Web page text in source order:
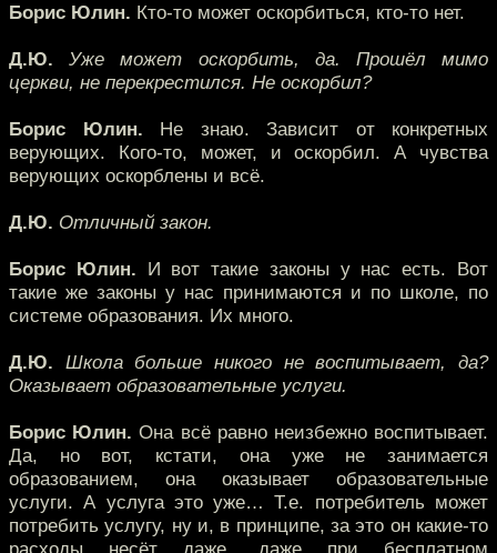
Борис Юлин. Кто-то может оскорбиться, кто-то нет.
Д.Ю. Уже может оскорбить, да. Прошёл мимо
церкви, не перекрестился. Не оскорбил?
Борис Юлин. Не знаю. Зависит от конкретных
верующих. Кого-то, может, и оскорбил. А чувства
верующих оскорблены и всё.
Д.Ю. Отличный закон.
Борис Юлин. И вот такие законы у нас есть. Вот
такие же законы у нас принимаются и по школе, по
системе образования. Их много.
Д.Ю. Школа больше никого не воспитывает, да?
Оказывает образовательные услуги.
Борис Юлин. Она всё равно неизбежно воспитывает.
Да, но вот, кстати, она уже не занимается
образованием, она оказывает образовательные
услуги. А услуга это уже… Т.е. потребитель может
потребить услугу, ну и, в принципе, за это он какие-то